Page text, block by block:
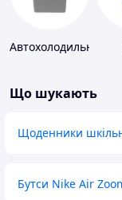
Автохолодильники
Що шукають
Щоденники
Бутси Nike Air